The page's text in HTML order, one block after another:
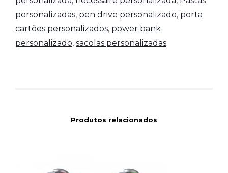
personalizadas, pen drive personalizado, porta
cartões personalizados, power bank
personalizado, sacolas personalizadas
Produtos relacionados